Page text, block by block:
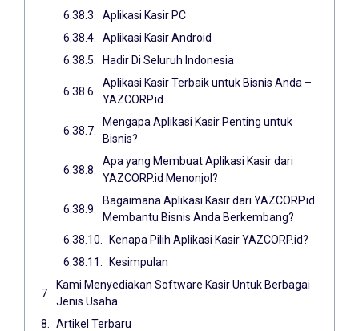
Aplikasi Kasir PC
Aplikasi Kasir Android
Hadir Di Seluruh Indonesia
Aplikasi Kasir Terbaik untuk Bisnis Anda –
YAZCORP.id
Mengapa Aplikasi Kasir Penting untuk
Bisnis?
Apa yang Membuat Aplikasi Kasir dari
YAZCORP.id Menonjol?
Bagaimana Aplikasi Kasir dari YAZCORP.id
Membantu Bisnis Anda Berkembang?
Kenapa Pilih Aplikasi Kasir YAZCORP.id?
Kesimpulan
Kami Menyediakan Software Kasir Untuk Berbagai
Jenis Usaha
Artikel Terbaru